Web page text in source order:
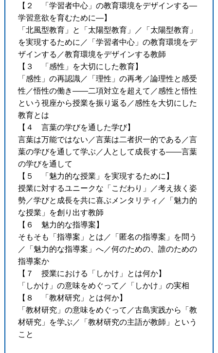
【２ 「学習者中心」の教育環境をデザインする―
学習意欲を育むために―】
「北風型教育」と「太陽型教育」／「太陽型教育」
を実現するために／「学習者中心」の教育環境をデ
ザインする／教育環境をデザインする教師
【３ 「感性」を大切にした教育】
「感性」の再認識／「理性」の再考／論理性と感受
性／悟性の働き――二項対立を超えて／感性と悟性
という視座から授業を振り返る／感性を大切にした
教育とは
【４ 言葉の学びを通した学び】
言葉は万能ではない／言葉は二者択一的である／言
葉の学びを通して学ぶ／人として成長する――言葉
の学びを通して
【５ 「魅力的な授業」を実現するために】
授業に対するユニークな「こだわり」／考え抜く姿
勢／学びと成長を共に喜ぶメンタリティ／「魅力的
な授業」を創り出す教師
【６ 魅力的な指導案】
そもそも「指導案」とは／「匿名の指導案」を問う
／「魅力的な指導案」へ／何のための、誰のための
指導案か
【７ 授業における「しかけ」とは何か】
「しかけ」の意味をめぐって／「しかけ」の実相
【８ 「教材研究」とは何か】
「教材研究」の意味をめぐって／古島実践から「教
材研究」を学ぶ／「教材研究の主語が教師」という
こと